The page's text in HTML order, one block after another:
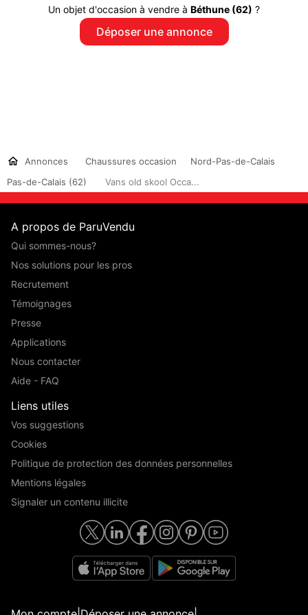
Un objet d'occasion à vendre à Béthune (62) ?
Déposer une annonce
Annonces Chaussures occasion
Nord-Pas-de-Calais
Pas-de-Calais (62)
Vans old skool Occa...
A propos de ParuVendu
Qui sommes-nous?
Nos solutions pour les pros
Recrutement
Témoignages
Presse
Applications
Nous contacter
Aide - FAQ
Liens utiles
Vos suggestions
Cookies
Politique de protection des données personnelles
Mentions légales
Signaler un contenu illicite